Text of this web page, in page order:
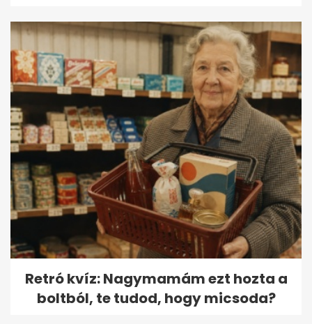
Retró kvíz: Nagymamám ezt hozta a
boltból, te tudod, hogy micsoda?